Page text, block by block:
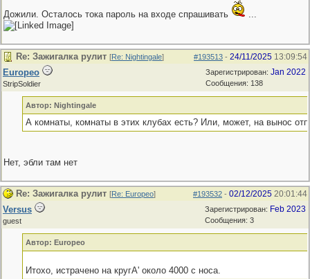
Дожили. Осталось тока пароль на входе спрашивать ...
#193513 - 24/11/2025 13:09:54
Re: Зажигалка рулит [Re: Nightingale]
Зарегистрирован: Jan 2022
Сообщения: 138
Europeo
StripSoldier
Автор: Nightingale
А комнаты, комнаты в этих клубах есть? Или, может, на вынос
Нет, эбли там нет
#193532 - 02/12/2025 20:01:44
Re: Зажигалка рулит [Re: Europeo]
Зарегистрирован: Feb 2023
Сообщения: 3
Versus
guest
Автор: Europeo
Итохо, истрачено на кругА' около 4000 с носа.